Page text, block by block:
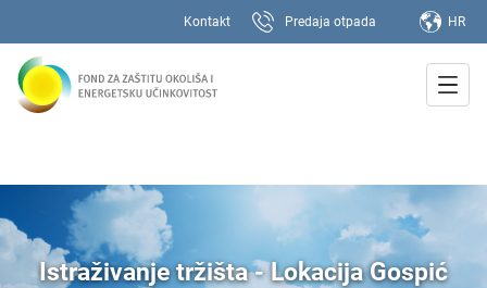
Kontakt Predaja otpada HR
Istraživanje tržišta - Lokacija Gospić